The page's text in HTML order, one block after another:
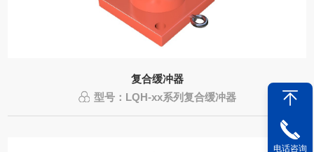
复合缓冲器
型号：LQH-xx系列复合缓冲器
电话咨询